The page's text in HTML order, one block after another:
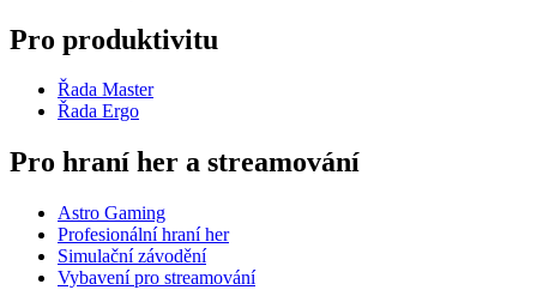
Pro produktivitu
Řada Master
Řada Ergo
Pro hraní her a streamování
Astro Gaming
Profesionální hraní her
Simulační závodění
Vybavení pro streamování